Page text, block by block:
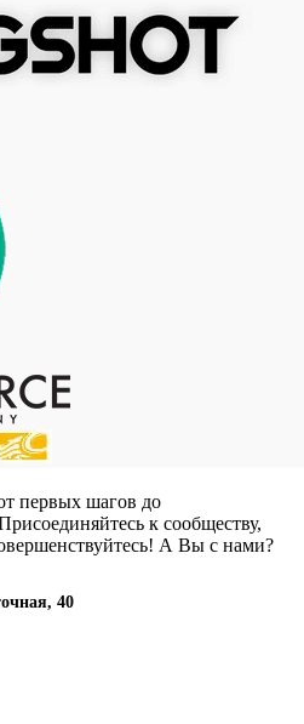
первых шагов до
к сообществу,
А Вы с нами?
40